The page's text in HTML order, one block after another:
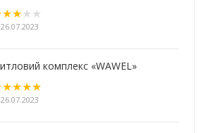
26.07.2023
комплекс «WAWEL»
26.07.2023